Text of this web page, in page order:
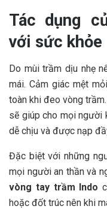
Tác dụng
với sức khỏe
Do mùi trầm dịu nhẹ
mái. Cảm giác mệt
toàn khi đeo vòng
sẽ giúp cho mọi người
dễ chịu và được nạp
Đặc biệt với những
mọi người an thần và
vòng tay trầm Indo
hoặc đốt trúc nên khi